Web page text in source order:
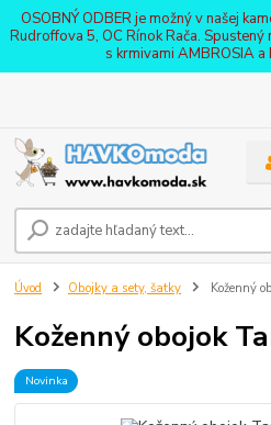
OSOBNÝ ODBER je možný v našej
Rudroffova 5, OC Rínok Rača. Spustený
s krmivami AMBROSIA a
Úvod Obojky a sety, šatky Koženný
Koženný obojok
Novinka